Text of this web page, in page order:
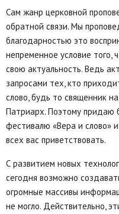
Сам жанр церковной
обратной связи. Мы
благодарностью это
непременное условие того,
свою актуальность. Ведь
запросами тех, кто
слово, будь то священник
Патриарх. Поэтому придаю
фестивалю «Вера и слово»
всех вас приветствовать.
С развитием новых
сегодня возможно
огромные массивы
не могло. Действительно,